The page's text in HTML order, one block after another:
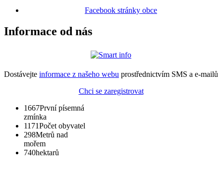
Facebook stránky obce
Informace od nás
Dostávejte informace z našeho webu prostřednictvím SMS a e-mailů
Chci se zaregistrovat
1667První písemná
zmínka
1171Počet obyvatel
298Metrů nad
mořem
740hektarů